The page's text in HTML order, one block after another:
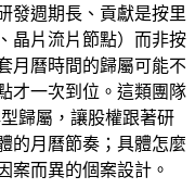
發週期長、貢獻是按里
晶片流片節點）而非按
月曆時間的歸屬可能不
才一次到位。這類團隊
歸屬，讓股權跟著研
的月曆節奏；具體怎麼
案而異的個案設計。